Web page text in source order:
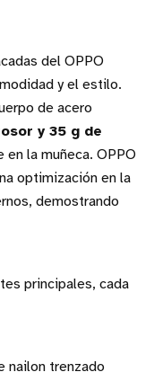
del OPPO
y el estilo.
de acero
y 35 g de
la muñeca. OPPO
optimización en la
demostrando
principales, cada
nailon trenzado